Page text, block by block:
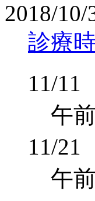
2018/10/
診療
11/11
午前
11/21
午前